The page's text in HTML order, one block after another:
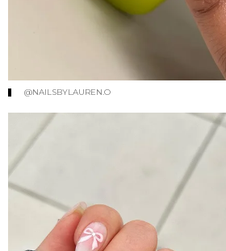
@NAILSBYLAUREN.O